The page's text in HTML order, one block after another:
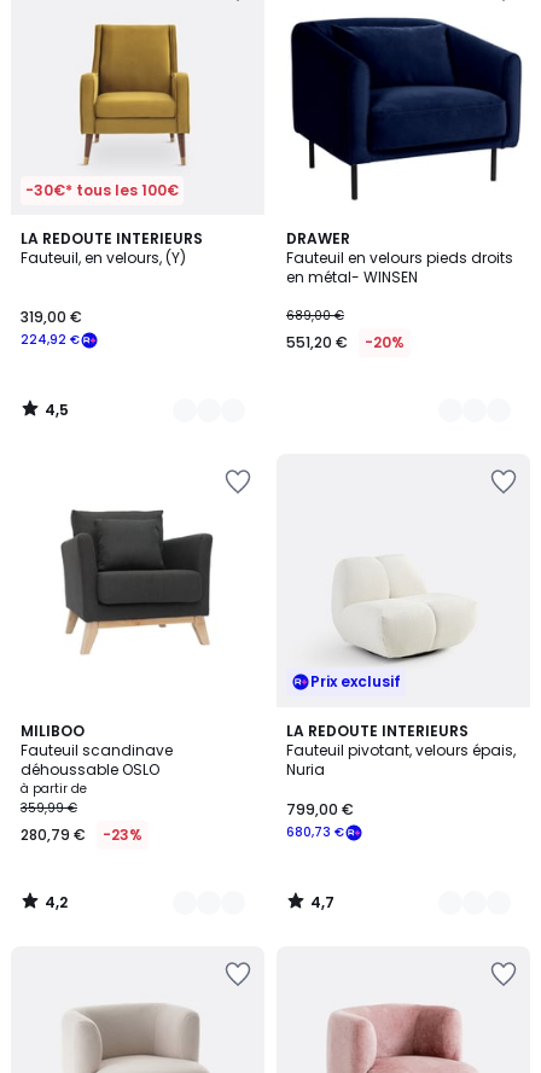
-30€* tous les 100€
LA REDOUTE INTERIEURS
Fauteuil, en velours, (Y)
224,92 €
319,00 €
4,5
/ 5
7
Couleurs
4,5
/
DRAWER
Fauteuil en velours pieds droits
en métal- WINSEN
689,00 €
551,20 € -20%
2
Couleurs
MILIBOO
Fauteuil scandinave
déhoussable OSLO
à partir de
359,99 €
280,79 € -23%
4,2
/ 5
7
Couleurs
4,2
/
Prix exclusif
LA REDOUTE INTERIEURS
Fauteuil pivotant, velours épais,
Nuria
680,73 €
799,00 €
4,7
/ 5
6
Couleurs
4,7
/